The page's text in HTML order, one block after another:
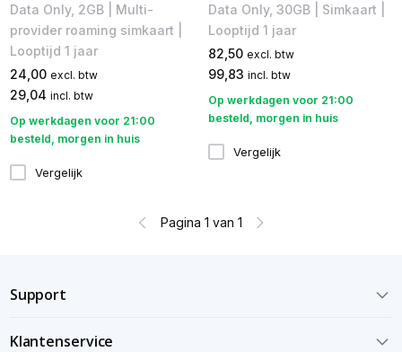
Data Only, 2GB | Multi-
provider roaming simkaart |
Looptijd 1 jaar
24,00 excl. btw
29,04 incl. btw
Op werkdagen voor 21:00
besteld, morgen in huis
Vergelijk
Data Only, 30GB | Simkaart |
Looptijd 1 jaar
82,50 excl. btw
99,83 incl. btw
Op werkdagen voor 21:00
besteld, morgen in huis
Vergelijk
Pagina 1 van 1
Support
Klantenservice